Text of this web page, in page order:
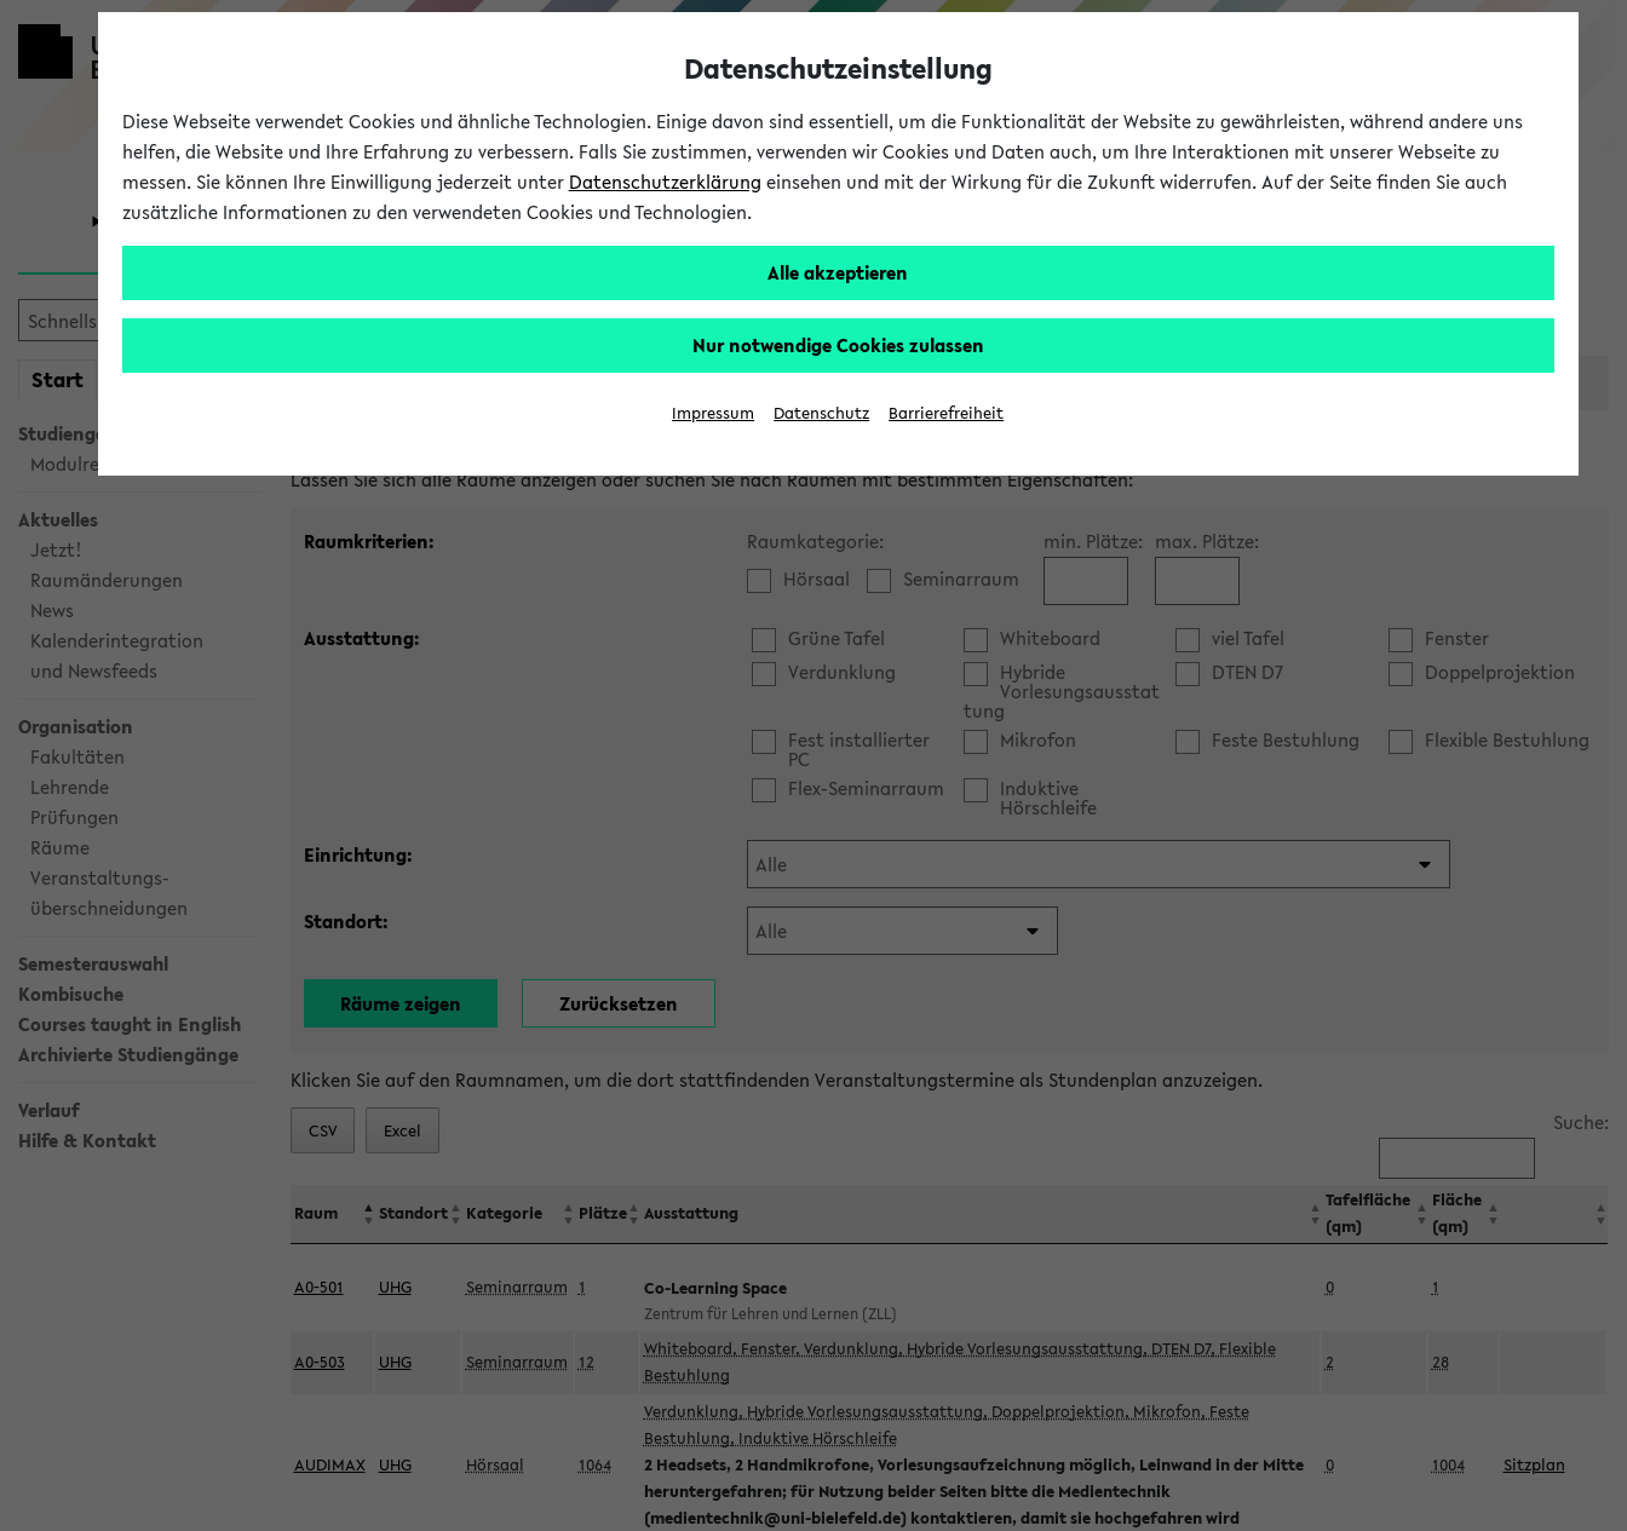
eKVV
Universität Forschung Studium
Start meineKVV
Studiengangsauswahl
Modulrecherche
Aktuelles
Jetzt!
Raumänderungen
News
Kalenderintegration
und Newsfeeds
Organisation
Fakultäten
Lehrende
Prüfungen
Räume
Veranstaltungs-
überschneidungen
Semesterauswahl
Kombisuche
Courses taught in English
Archivierte Studiengänge
Verlauf
Hilfe & Kontakt
Im eKVV verwaltete Räume
Lassen Sie sich alle Räume anzeigen oder suchen Sie nach Räumen mit bestimmten Eigenschaften:
Raumkriterien:
Raumkategorie:
Hörsaal
Seminarraum
min. Plätze: max. Plätze:
Ausstattung: Grüne Tafel Whiteboard viel Tafel
Fenster
Verdunklung
Hybride
Vorlesungsausstat
tung
DTEN D7 Doppelprojektion
Fest installierter
PC
Mikrofon Feste Bestuhlung
Flexible Bestuhlung
Flex-Seminarraum
Induktive
Hörschleife
Einrichtung:
Standort:
Klicken Sie auf den Raumnamen, um die dort stattfindenden Veranstaltungstermine als Stundenplan anzuzeigen.
CSV Excel Suche:
Raum Standort Kategorie Plätze Ausstattung
Tafelfläche
(qm)
Fläche
(qm)
A0-501 UHG Seminarraum 1 Co-Learning Space
Zentrum für Lehren und Lernen (ZLL)
0 1
A0-503 UHG Seminarraum 12
Whiteboard, Fenster, Verdunklung, Hybride Vorlesungsausstattung, DTEN D7, Flexible
Bestuhlung
2 28
AUDIMAX UHG Hörsaal 1064
Verdunklung, Hybride Vorlesungsausstattung, Doppelprojektion, Mikrofon, Feste
Bestuhlung, Induktive Hörschleife
2 Headsets, 2 Handmikrofone, Vorlesungsaufzeichnung möglich, Leinwand in der Mitte
heruntergefahren; für Nutzung beider Seiten bitte die Medientechnik
(medientechnik@uni-bielefeld.de) kontaktieren, damit sie hochgefahren wird
0 1004 Sitzplan
Datenschutzeinstellung
Diese Webseite verwendet Cookies und ähnliche Technologien. Einige davon sind essentiell, um die Funktionalität der Website zu gewährleisten, während andere uns
helfen, die Website und Ihre Erfahrung zu verbessern. Falls Sie zustimmen, verwenden wir Cookies und Daten auch, um Ihre Interaktionen mit unserer Webseite zu
messen. Sie können Ihre Einwilligung jederzeit unter Datenschutzerklärung einsehen und mit der Wirkung für die Zukunft widerrufen. Auf der Seite finden Sie auch
zusätzliche Informationen zu den verwendeten Cookies und Technologien.
Alle akzeptieren
Nur notwendige Cookies zulassen
Impressum Datenschutz Barrierefreiheit